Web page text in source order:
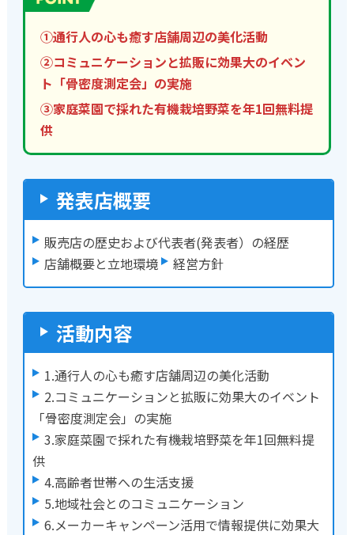
①通行人の心も癒す店舗周辺の美化活動
②コミュニケーションと拡販に効果大のイベン
ト「骨密度測定会」の実施
③家庭菜園で採れた有機栽培野菜を年1回無料提
供
発表店概要
販売店の歴史および代表者(発表者）の経歴
店舗概要と立地環境
経営方針
活動内容
1.通行人の心も癒す店舗周辺の美化活動
2.コミュニケーションと拡販に効果大のイベント
「骨密度測定会」の実施
3.家庭菜園で採れた有機栽培野菜を年1回無料提
供
4.高齢者世帯への生活支援
5.地域社会とのコミュニケーション
6.メーカーキャンペーン活用で情報提供に効果大